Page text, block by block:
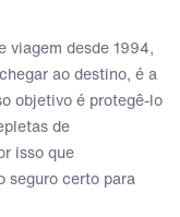
viagem desde 1994,
ao destino, é a
objetivo é protegê-lo
de
isso que
seguro certo para